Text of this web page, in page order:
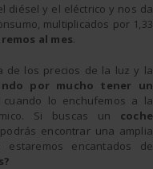
diésel y el eléctrico y nos da
multiplicados por 1,33
al mes.
de los precios de la luz y la
por mucho tener un
cuando lo enchufemos a la
Si buscas un coche
encontrar una amplia
encantados de